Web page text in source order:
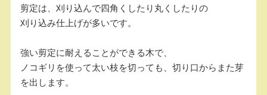
剪定は、刈り込んで四角くしたり丸くしたりの
刈り込み仕上げが多いです。
強い剪定に耐えることができる木で、
ノコギリを使って太い枝を切っても、切り口からまた芽
を出します。